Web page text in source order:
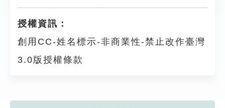
授權資訊：
創用CC-姓名標示-非商業性-禁止改作臺灣
3.0版授權條款